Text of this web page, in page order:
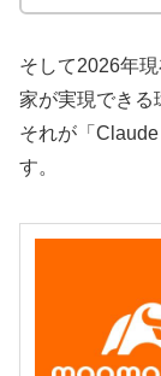
そして2026年
家が実現できる
それが「
す。